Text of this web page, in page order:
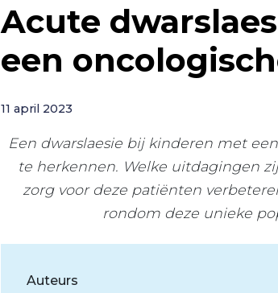
Acute
een
11 april 2023
Een dwarslaesie bij kinderen met
te herkennen. Welke uitdagingen
zorg voor deze patiënten
rondom deze unieke
Auteurs